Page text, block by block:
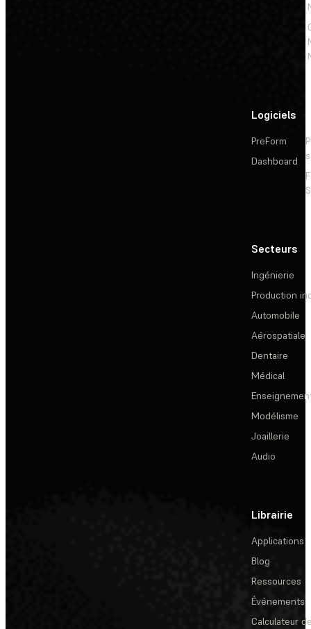
Logiciels
PreForm
Dashboard
Secteurs
Ingénierie
Production
Automobile
Aérospatiale
Dentaire
Médical
Modélisme
Joaillerie
Audio
Librairie
Applications
Blog
Ressources
Événements
Calculateur